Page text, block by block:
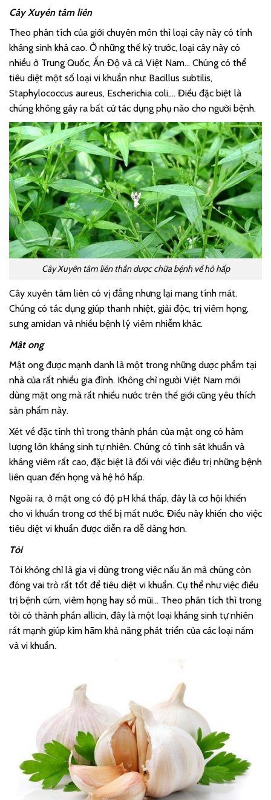
Cây Xuyên tâm liên
Theo phân tích của giới chuyên môn thì loại cây này có tính
kháng sinh khá cao. Ở những thế kỷ trước, loại cây này có
nhiều ở Trung Quốc, Ấn Độ và cả Việt Nam… Chúng có thể
tiêu diệt một số loại vi khuẩn như: Bacillus subtilis,
Staphylococcus aureus, Escherichia coli,… Điều đặc biệt là
chúng không gây ra bất cứ tác dụng phụ nào cho người bệnh.
Cây Xuyên tâm liên thần dược chữa bệnh về hô hấp
Cây xuyên tâm liên có vị đắng nhưng lại mang tính mát.
Chúng có tác dụng giúp thanh nhiệt, giải độc, trị viêm họng,
sưng amidan và nhiều bệnh lý viêm nhiễm khác.
Mật ong
Mật ong được mạnh danh là một trong những dược phẩm tại
nhà của rất nhiều gia đình. Không chỉ người Việt Nam mới
dùng mật ong mà rất nhiều nước trên thế giới cũng yêu thích
sản phẩm này.
Xét về đặc tính thì trong thành phần của mật ong có hàm
lượng lớn kháng sinh tự nhiên. Chúng có tính sát khuẩn và
kháng viêm rất cao, đặc biệt là đối với việc điều trị những bệnh
liên quan đến họng và hệ hô hấp.
Ngoài ra, ở mật ong có độ pH khá thấp, đây là cơ hội khiến
cho vi khuẩn trong cơ thể bị mất nước. Điều này khiến cho việc
tiêu diệt vi khuẩn được diễn ra dễ dàng hơn.
Tỏi
Tỏi không chỉ là gia vị dùng trong việc nấu ăn mà chúng còn
đóng vai trò rất tốt để tiêu diệt vi khuẩn. Cụ thể như việc điều
trị bệnh cúm, viêm họng hay sổ mũi… Theo phân tích thì trong
tỏi có thành phần allicin, đây là một loại kháng sinh tự nhiên
rất mạnh giúp kìm hãm khả năng phát triển của các loại nấm
và vi khuẩn.